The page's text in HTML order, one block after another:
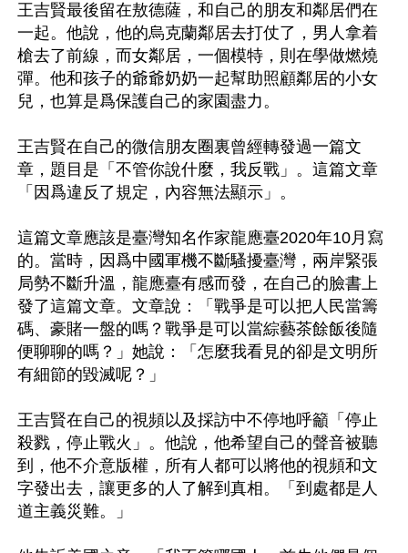
王吉賢最後留在敖德薩，和自己的朋友和鄰居們在
一起。他說，他的烏克蘭鄰居去打仗了，男人拿着
槍去了前線，而女鄰居，一個模特，則在學做燃燒
彈。他和孩子的爺爺奶奶一起幫助照顧鄰居的小女
兒，也算是爲保護自己的家園盡力。
王吉賢在自己的微信朋友圈裏曾經轉發過一篇文
章，題目是「不管你說什麼，我反戰」。這篇文章
「因爲違反了規定，內容無法顯示」。
這篇文章應該是臺灣知名作家龍應臺2020年10月寫
的。當時，因爲中國軍機不斷騷擾臺灣，兩岸緊張
局勢不斷升溫，龍應臺有感而發，在自己的臉書上
發了這篇文章。文章說：「戰爭是可以把人民當籌
碼、豪賭一盤的嗎？戰爭是可以當綜藝茶餘飯後隨
便聊聊的嗎？」她說：「怎麼我看見的卻是文明所
有細節的毀滅呢？」
王吉賢在自己的視頻以及採訪中不停地呼籲「停止
殺戮，停止戰火」。他說，他希望自己的聲音被聽
到，他不介意版權，所有人都可以將他的視頻和文
字發出去，讓更多的人了解到真相。「到處都是人
道主義災難。」